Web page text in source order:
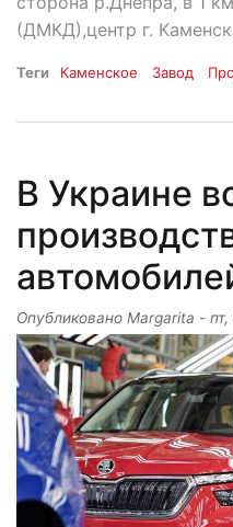
(ДМКД),центр г.
Теги Каменское Завод
В Украине
Опубликовано Margarita -